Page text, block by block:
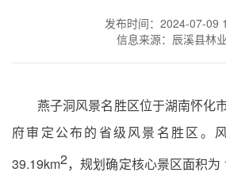
发布时间：2024-07-09
信息来源：辰溪县林
燕子洞风景名胜区位于湖南怀化
府审定公布的省级风景名胜区。
39.19km2，规划确定核心景区面积为